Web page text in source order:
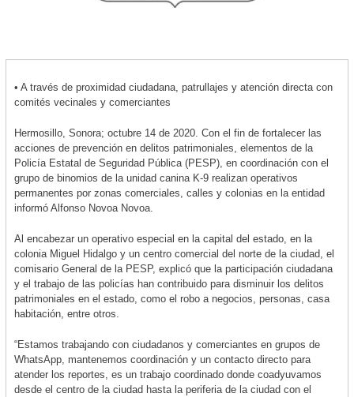
• A través de proximidad ciudadana, patrullajes y atención directa con
comités vecinales y comerciantes
Hermosillo, Sonora; octubre 14 de 2020. Con el fin de fortalecer las
acciones de prevención en delitos patrimoniales, elementos de la
Policía Estatal de Seguridad Pública (PESP), en coordinación con el
grupo de binomios de la unidad canina K-9 realizan operativos
permanentes por zonas comerciales, calles y colonias en la entidad
informó Alfonso Novoa Novoa.
Al encabezar un operativo especial en la capital del estado, en la
colonia Miguel Hidalgo y un centro comercial del norte de la ciudad, el
comisario General de la PESP, explicó que la participación ciudadana
y el trabajo de las policías han contribuido para disminuir los delitos
patrimoniales en el estado, como el robo a negocios, personas, casa
habitación, entre otros.
“Estamos trabajando con ciudadanos y comerciantes en grupos de
WhatsApp, mantenemos coordinación y un contacto directo para
atender los reportes, es un trabajo coordinado donde coadyuvamos
desde el centro de la ciudad hasta la periferia de la ciudad con el